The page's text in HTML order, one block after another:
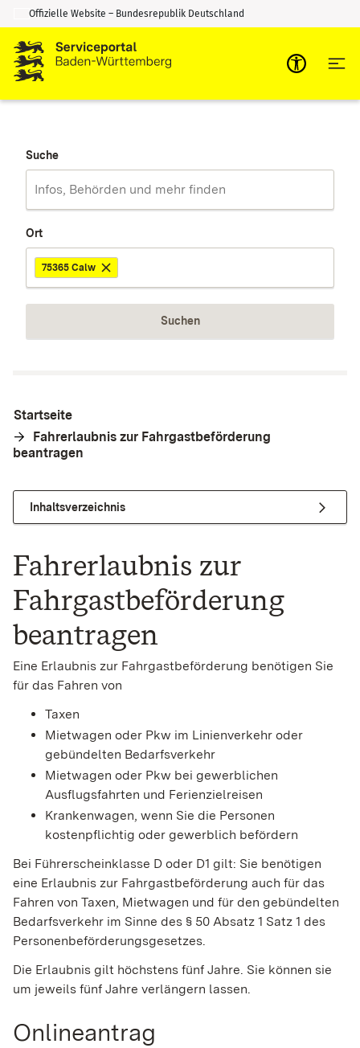
Zum Inhalt springen
Zur Suche springen
Offizielle Website – Bundesrepublik Deutschland
Suche
Ort
75365 Calw
Suchen
Startseite
Fahrerlaubnis zur Fahrgastbeförderung
beantragen
Inhaltsverzeichnis
Fahrerlaubnis zur
Fahrgastbeförderung
beantragen
Eine Erlaubnis zur Fahrgastbeförderung benötigen Sie
für das Fahren von
Taxen
Mietwagen oder Pkw im Linienverkehr oder
gebündelten Bedarfsverkehr
Mietwagen oder Pkw bei gewerblichen
Ausflugsfahrten und Ferienzielreisen
Krankenwagen, wenn Sie die Personen
kostenpflichtig oder gewerblich befördern
Bei Führerscheinklasse D oder D1 gilt: Sie benötigen
eine Erlaubnis zur Fahrgastbeförderung auch für das
Fahren von Taxen, Mietwagen und für den gebündelten
Bedarfsverkehr im Sinne des § 50 Absatz 1 Satz 1 des
Personenbeförderungsgesetzes.
Die Erlaubnis gilt höchstens fünf Jahre. Sie können sie
um jeweils fünf Jahre verlängern lassen.
Onlineantrag